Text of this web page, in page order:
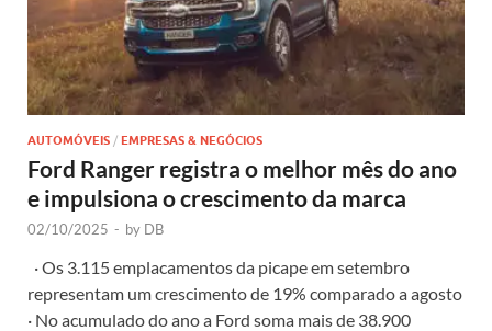
AUTOMÓVEIS / EMPRESAS & NEGÓCIOS
Ford Ranger registra o melhor mês do ano
e impulsiona o crescimento da marca
02/10/2025 - by DB
· Os 3.115 emplacamentos da picape em setembro
representam um crescimento de 19% comparado a agosto
· No acumulado do ano a Ford soma mais de 38.900